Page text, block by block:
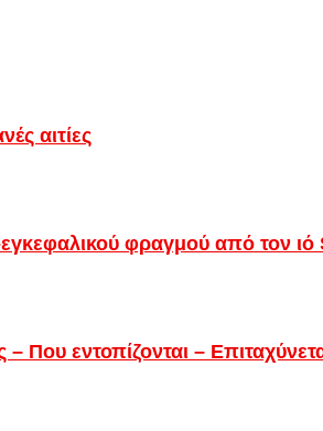
αιτίες
φραγμού από τον ιό
εντοπίζονται –